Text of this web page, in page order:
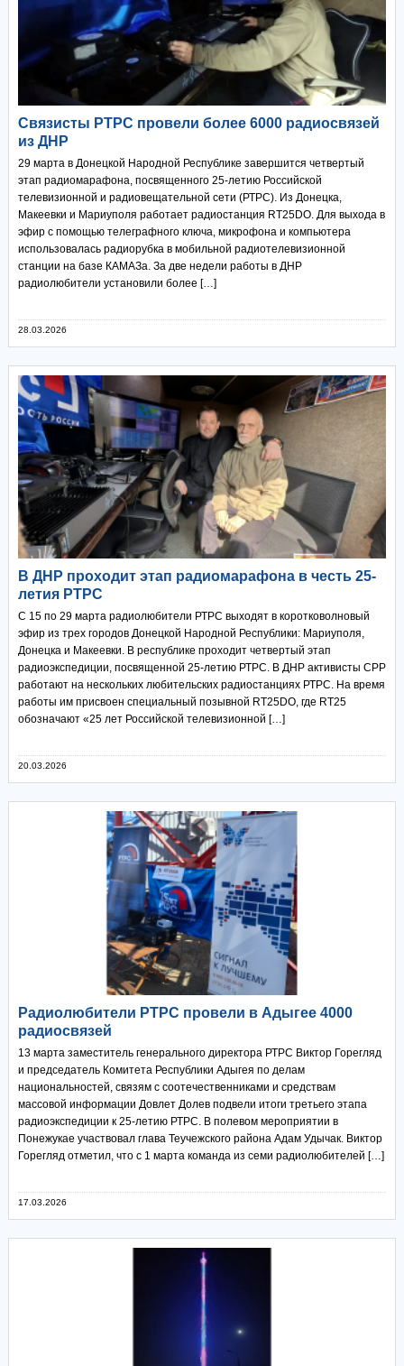
Связисты РТРС провели более 6000 радиосвязей
из ДНР
29 марта в Донецкой Народной Республике завершится четвертый
этап радиомарафона, посвященного 25-летию Российской
телевизионной и радиовещательной сети (РТРС). Из Донецка,
Макеевки и Мариуполя работает радиостанция RT25DO. Для выхода в
эфир с помощью телеграфного ключа, микрофона и компьютера
использовалась радиорубка в мобильной радиотелевизионной
станции на базе КАМАЗа. За две недели работы в ДНР
радиолюбители установили более […]
28.03.2026
В ДНР проходит этап радиомарафона в честь 25-
летия РТРС
С 15 по 29 марта радиолюбители РТРС выходят в коротковолновый
эфир из трех городов Донецкой Народной Республики: Мариуполя,
Донецка и Макеевки. В республике проходит четвертый этап
радиоэкспедиции, посвященной 25-летию РТРС. В ДНР активисты СРР
работают на нескольких любительских радиостанциях РТРС. На время
работы им присвоен специальный позывной RT25DO, где RT25
обозначают «25 лет Российской телевизионной […]
20.03.2026
Радиолюбители РТРС провели в Адыгее 4000
радиосвязей
13 марта заместитель генерального директора РТРС Виктор Горегляд
и председатель Комитета Республики Адыгея по делам
национальностей, связям с соотечественниками и средствам
массовой информации Довлет Долев подвели итоги третьего этапа
радиоэкспедиции к 25-летию РТРС. В полевом мероприятии в
Понежукае участвовал глава Теучежского района Адам Удычак. Виктор
Горегляд отметил, что с 1 марта команда из семи радиолюбителей […]
17.03.2026